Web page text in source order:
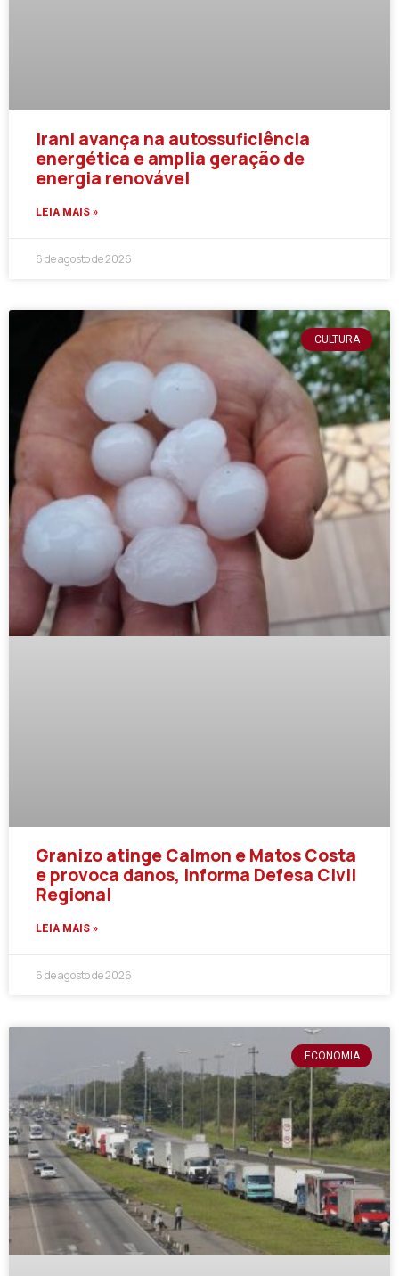
Irani avança na autossuficiência
energética e amplia geração de
energia renovável
LEIA MAIS »
6 de agosto de 2026
CULTURA
Granizo atinge Calmon e Matos Costa
e provoca danos, informa Defesa Civil
Regional
LEIA MAIS »
6 de agosto de 2026
ECONOMIA